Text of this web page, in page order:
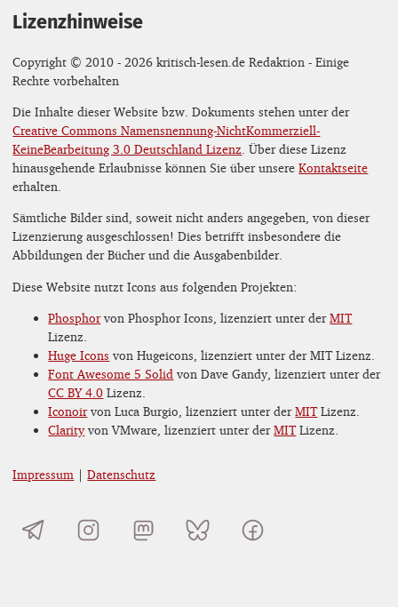
Lizenzhinweise
Copyright © 2010 - 2026 kritisch-lesen.de Redaktion - Einige
Rechte vorbehalten
Die Inhalte dieser Website bzw. Dokuments stehen unter der
Creative Commons Namensnennung-NichtKommerziell-
KeineBearbeitung 3.0 Deutschland Lizenz . Über diese Lizenz
hinausgehende Erlaubnisse können Sie über unsereKontaktseite
erhalten.
Sämtliche Bilder sind, soweit nicht anders angegeben, von dieser
Lizenzierung ausgeschlossen! Dies betrifft insbesondere die
Abbildungen der Bücher und die Ausgabenbilder.
Diese Website nutzt Icons aus folgenden Projekten:
Phosphorvon Phosphor Icons, lizenziert unter derMIT
Lizenz.
Huge Icons von Hugeicons, lizenziert unter der MIT Lizenz.
Font Awesome 5 Solid von Dave Gandy, lizenziert unter der
CC BY 4.0 Lizenz.
Iconoirvon Luca Burgio, lizenziert unter derMITLizenz.
Clarityvon VMware, lizenziert unter derMITLizenz.
Impressum |Datenschutz